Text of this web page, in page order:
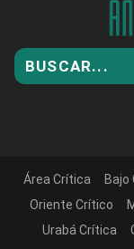
Área Crítica Bajo
Oriente Crítico
Urabá Crítica